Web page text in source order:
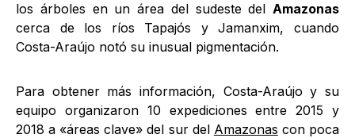
los árboles en un área del sudeste del Amazonas
cerca de los ríos Tapajós y Jamanxim, cuando
Costa-Araújo notó su inusual pigmentación.
Para obtener más información, Costa-Araújo y su
equipo organizaron 10 expediciones entre 2015 y
2018 a «áreas clave» del sur del Amazonas con poca